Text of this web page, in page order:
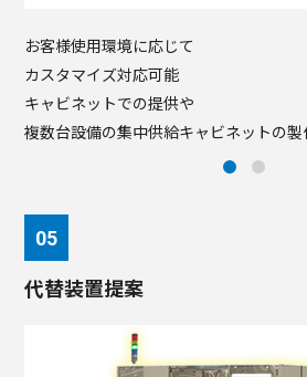
お客様使用環境に応じて
カスタマイズ対応可能
キャビネットでの提供や
複数台設備の集中供給キャビネットの
代替装置提案